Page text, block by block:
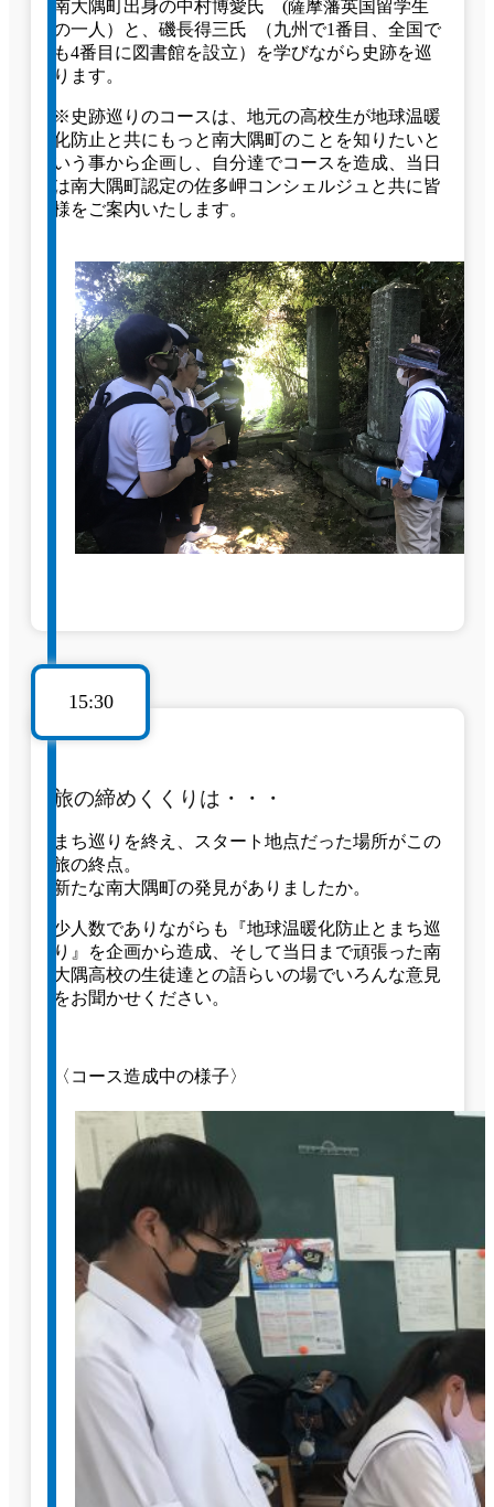
南大隅町出身の中村博愛氏 (薩摩藩英国留学生
の一人）と、磯長得三氏 （九州で1番目、全国で
も4番目に図書館を設立）を学びながら史跡を巡
ります。
※史跡巡りのコースは、地元の高校生が地球温暖
化防止と共にもっと南大隅町のことを知りたいと
いう事から企画し、自分達でコースを造成、当日
は南大隅町認定の佐多岬コンシェルジュと共に皆
様をご案内いたします。
15:30
旅の締めくくりは・・・
まち巡りを終え、スタート地点だった場所がこの
旅の終点。
新たな南大隅町の発見がありましたか。
少人数でありながらも『地球温暖化防止とまち巡
り』を企画から造成、そして当日まで頑張った南
大隅高校の生徒達との語らいの場でいろんな意見
をお聞かせください。
〈コース造成中の様子〉